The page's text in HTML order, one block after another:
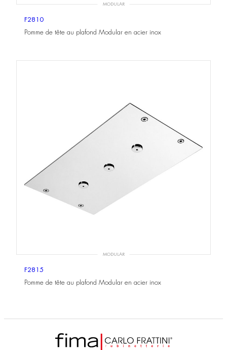
MODULAR
F2810
Pomme de tête au plafond Modular en acier inox
MODULAR
F2815
Pomme de tête au plafond Modular en acier inox